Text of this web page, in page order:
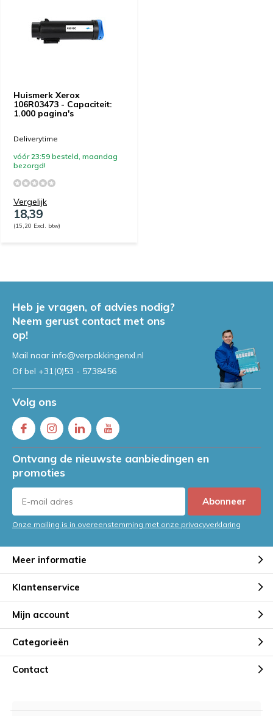
Huismerk Xerox
106R03473 - Capaciteit:
1.000 pagina's
Deliverytime
vóór 23:59 besteld, maandag
bezorgd!
Vergelijk
18,39
(15,20 Excl. btw)
Heb je vragen, of advies nodig?
Neem gerust contact met ons
op!
Mail naar info@verpakkingenxl.nl
Of bel +31(0)53 - 5738456
Volg ons
Ontvang de nieuwste aanbiedingen en
promoties
Abonneer
Onze mailing is in overeenstemming met onze privacyverklaring
Meer informatie
Klantenservice
Mijn account
Categorieën
Contact